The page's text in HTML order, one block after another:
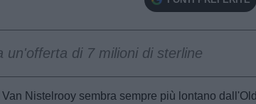
un'offerta di 7 milioni di sterline
Nistelrooy sembra sempre più lontano dall'Old